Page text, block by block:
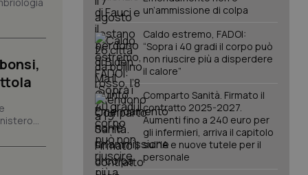
un’ammissione di colpa
Caldo estremo, FADOI:
“Sopra i 40 gradi il corpo può
non riuscire più a disperdere
il calore”
Comparto Sanità. Firmato il
contratto 2025-2027.
Aumenti fino a 240 euro per
gli infermieri, arriva il capitolo
sull'IA e nuove tutele per il
personale
le
sul consenso
e
che le loro